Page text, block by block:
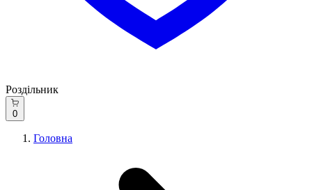
Роздільник
0
Головна